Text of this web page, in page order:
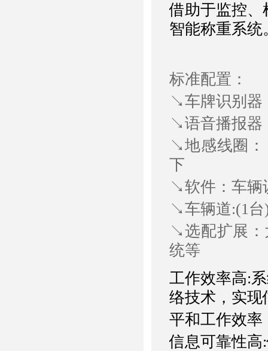
借助于监控、
智能称重系统
标准配置：
↘车牌识别器
↘语音播报器
↘地感线圈：
下
↘软件：车辆
↘车辆道:(1台
↘选配扩展：
统等
工作效率高:
络技术，实现
平和工作效率
信息可靠性高